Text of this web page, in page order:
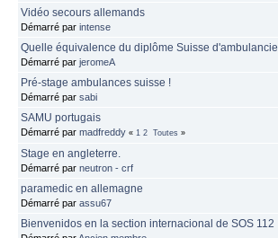
Vidéo secours allemands
Démarré par intense
Quelle équivalence du diplôme Suisse
Démarré par jeromeA
Pré-stage ambulances suisse !
Démarré par sabi
SAMU portugais
Démarré par madfreddy « 1 2 Toutes »
Stage en angleterre.
Démarré par neutron - crf
paramedic en allemagne
Démarré par assu67
Bienvenidos en la section internacional de SOS 112